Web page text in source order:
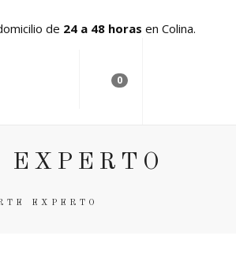
de 24 a 48 horas en Colina.
0
EXPERTO
EXPERTO